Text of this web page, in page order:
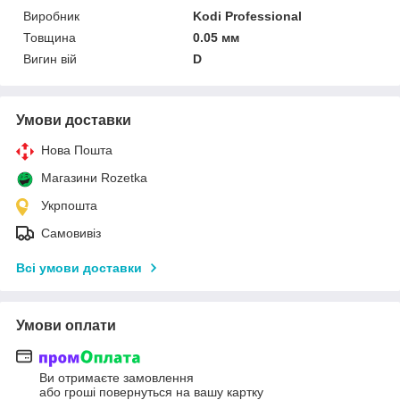
Виробник
Kodi Professional
Товщина
0.05 мм
Вигин вій
D
Умови доставки
Нова Пошта
Магазини Rozetka
Укрпошта
Самовивіз
Всі умови доставки
Умови оплати
Ви отримаєте замовлення
або гроші повернуться на вашу картку